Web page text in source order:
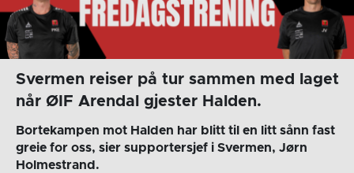
Svermen reiser på tur sammen med laget
når ØIF Arendal gjester Halden.
Bortekampen mot Halden har blitt til en litt sånn fast
greie for oss, sier supportersjef i Svermen, Jørn
Holmestrand.